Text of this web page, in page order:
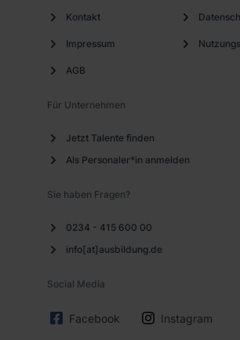
Kontakt
Impressum
AGB
Für Unternehmen
Jetzt Talente finden
Als Personaler*in anmelden
Sie haben Fragen?
0234 - 415 600 00
info[at]ausbildung.de
Social Media
Facebook Instagram